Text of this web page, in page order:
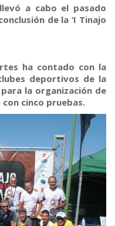
a cabo el pasado
de la ‘I Tinajo
ha contado con la
deportivos de la
la organización de
cinco pruebas.